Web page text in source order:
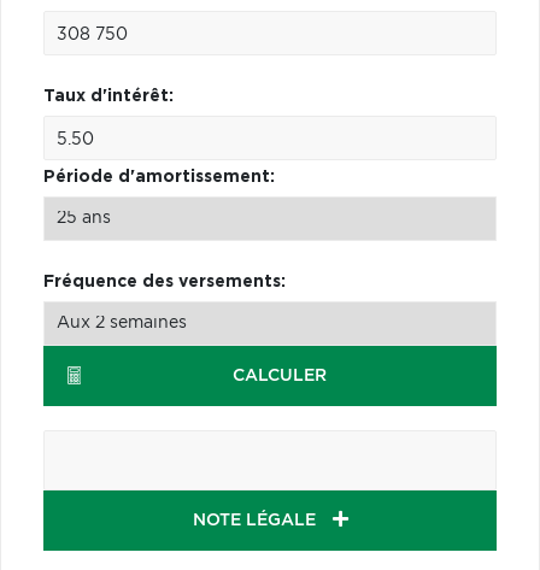
Taux d'intérêt:
Période d'amortissement:
Fréquence des versements:
CALCULER
NOTE LÉGALE